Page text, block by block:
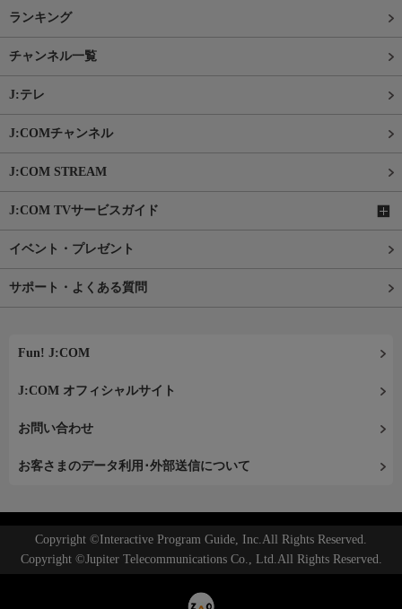
ランキング
チャンネル一覧
J:テレ
J:COMチャンネル
J:COM STREAM
J:COM TVサービスガイド
イベント・プレゼント
サポート・よくある質問
Fun! J:COM
J:COM オフィシャルサイト
お問い合わせ
お客さまのデータ利用･外部送信について
Copyright ©Interactive Program Guide, Inc.All Rights Reserved.
Copyright ©Jupiter Telecommunications Co., Ltd.All Rights Reserved.